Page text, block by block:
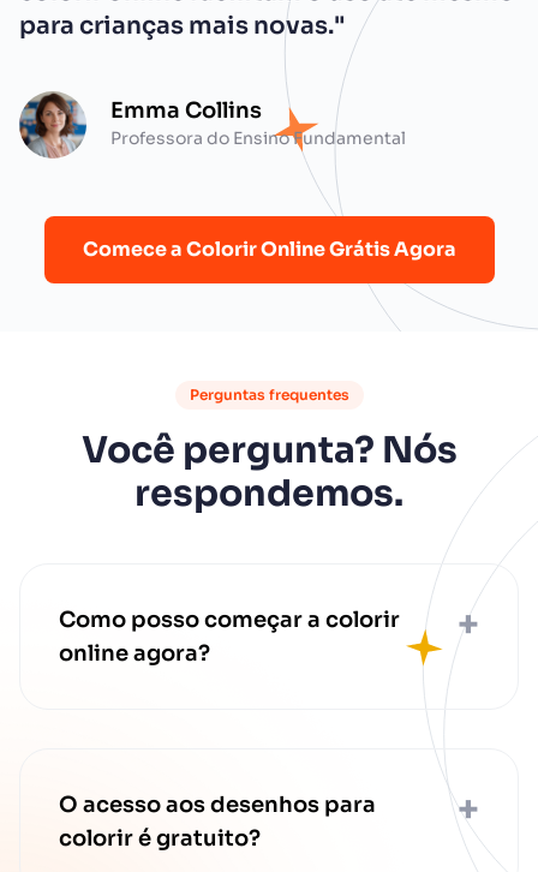
para crianças mais novas."
Emma Collins
Professora do Ensino Fundamental
Comece a Colorir Online Grátis Agora
Perguntas frequentes
Você pergunta? Nós
respondemos.
Como posso começar a colorir
online agora?
instantânea e divirta-se sem limites.
+
O acesso aos desenhos para
colorir é gratuito?
+